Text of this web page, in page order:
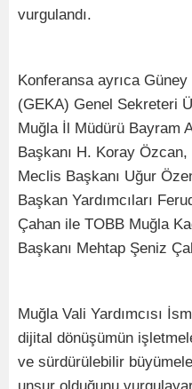
vurgulandı.
Konferansa ayrıca Güney
(GEKA) Genel Sekreteri
Muğla İl Müdürü Bayram
Başkanı H. Koray
Meclis Başkanı Uğur
Başkan Yardımcıları
Çahan ile TOBB Muğla
Başkanı Mehtap Şeniz
Muğla Vali Yardımcısı
dijital dönüşümün
ve sürdürülebilir